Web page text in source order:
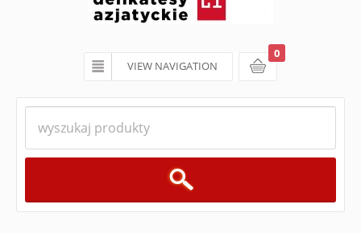
VIEW NAVIGATION koszyk
0